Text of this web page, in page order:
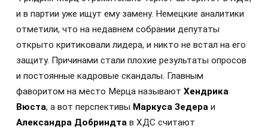
и в партии уже ищут ему замену. Немецкие аналитики
отметили, что на недавнем собрании депутаты
открыто критиковали лидера, и никто не встал на его
защиту. Причинами стали плохие результаты опросов
и постоянные кадровые скандалы. Главным
фаворитом на место Мерца называют Хендрика
Вюста, а вот перспективы Маркуса Зедера и
Александра Добриндта в ХДС считают